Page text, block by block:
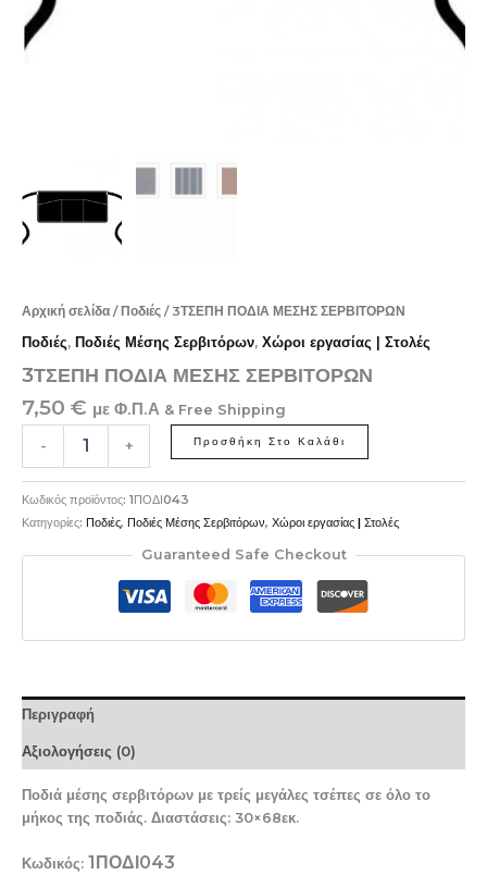
Αρχική σελίδα / Ποδιές / 3ΤΣΕΠΗ ΠΟΔΙΑ ΜΕΣΗΣ ΣΕΡΒΙΤΟΡΩΝ
Ποδιές, Ποδιές Μέσης Σερβιτόρων, Χώροι εργασίας | Στολές
3ΤΣΕΠΗ ΠΟΔΙΑ ΜΕΣΗΣ ΣΕΡΒΙΤΟΡΩΝ
7,50 € με Φ.Π.Α & Free Shipping
- + Προσθήκη Στο Καλάθι
Κωδικός προϊόντος: 1ΠΟΔΙ043
Κατηγορίες: Ποδιές, Ποδιές Μέσης Σερβιτόρων, Χώροι εργασίας | Στολές
Guaranteed Safe Checkout
Περιγραφή
Αξιολογήσεις (0)
Ποδιά μέσης σερβιτόρων με τρείς μεγάλες τσέπες σε όλο το
μήκος της ποδιάς. Διαστάσεις: 30×68εκ.
Κωδικός: 1ΠΟΔΙ043